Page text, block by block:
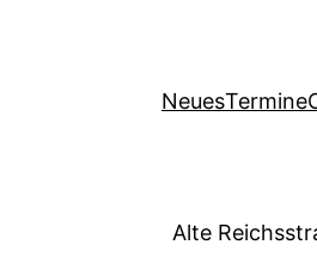
NeuesTermine
Alte